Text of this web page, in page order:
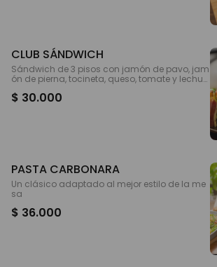
CLUB SÁNDWICH
Sándwich de 3 pisos con jamón de pavo, jam
ón de pierna, tocineta, queso, tomate y lechug
$ 30.000
PASTA CARBONARA
Un clásico adaptado al mejor estilo de la me
sa
$ 36.000